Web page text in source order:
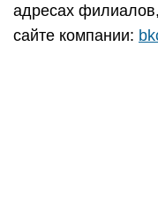
адресах
сайте компании: